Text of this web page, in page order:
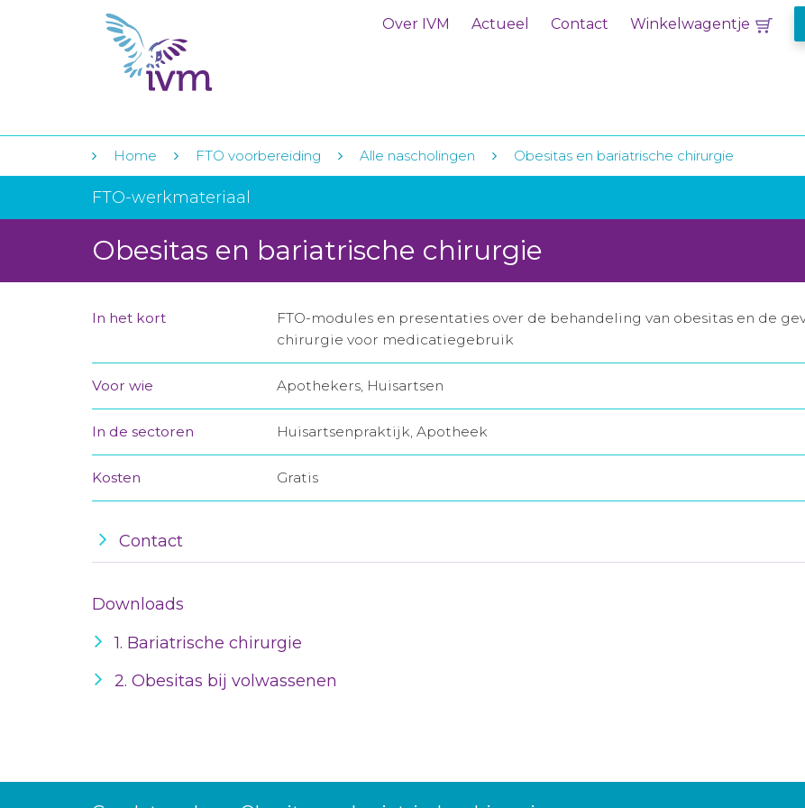
Over IVM Actueel Contact Winkelwagentje
Home FTO voorbereiding Alle nascholingen Obesitas en bariatrische chirurgie
FTO-werkmateriaal
Obesitas en bariatrische chirurgie
In het kort
FTO-modules en presentaties over de behandeling van obesitas en de
chirurgie voor medicatiegebruik
Voor wie Apothekers, Huisartsen
In de sectoren Huisartsenpraktijk, Apotheek
Kosten Gratis
Contact
Downloads
1. Bariatrische chirurgie
2. Obesitas bij volwassenen